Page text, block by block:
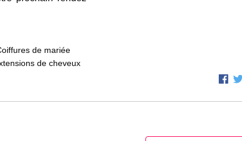
de mariée
de cheveux